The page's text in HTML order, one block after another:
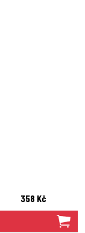
358 Kč